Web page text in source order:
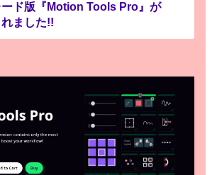
ド版『 Motion Tools Pro 』が
ました!!